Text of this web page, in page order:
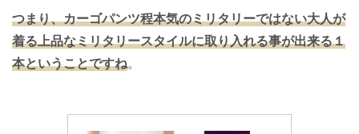
つまり、カーゴパンツ程本気のミリタリーではない大人が
着る上品なミリタリースタイルに取り入れる事が出来る１
本ということですね。